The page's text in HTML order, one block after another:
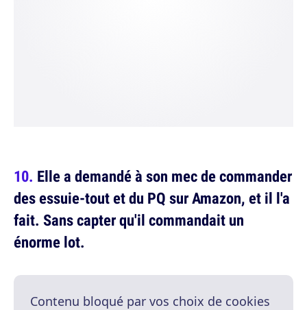
Elle a demandé à son mec de commander
des essuie-tout et du PQ sur Amazon, et il l'a
fait. Sans capter qu'il commandait un
énorme lot.
Contenu bloqué par vos choix de cookies